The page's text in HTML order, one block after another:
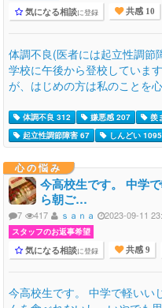
気になる相談に登録 共感 10
体調不良(医者には起立性調節
学校に午後から登校していま
が、はじめの方は私のことを
体調不良 312 嫌悪感 207 羨
起立性調節障害 67
しんどい 1095
心の悩み
今高校生です。 中学
ら朝ご…
7 417 ｓａｎａ 2023-09-11
スタッフのお返事希望
気になる相談に登録 共感 9
今高校生です。 中学で軽いい